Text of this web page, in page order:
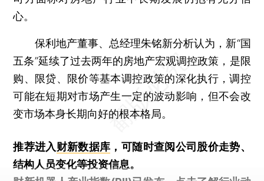
心。
保利地产董事、总经理朱铭新分析认为，新“国
五条”延续了过去两年的房地产宏观调控政策，是限
购、限贷、限价等基本调控政策的深化执行，调控
可能在短期对市场产生一定的波动影响，但不会改
变市场本身长期向好的根本格局。
推荐进入财新数据库 ，可随时查阅公司股价走势、
结构人员变化等投资信息。